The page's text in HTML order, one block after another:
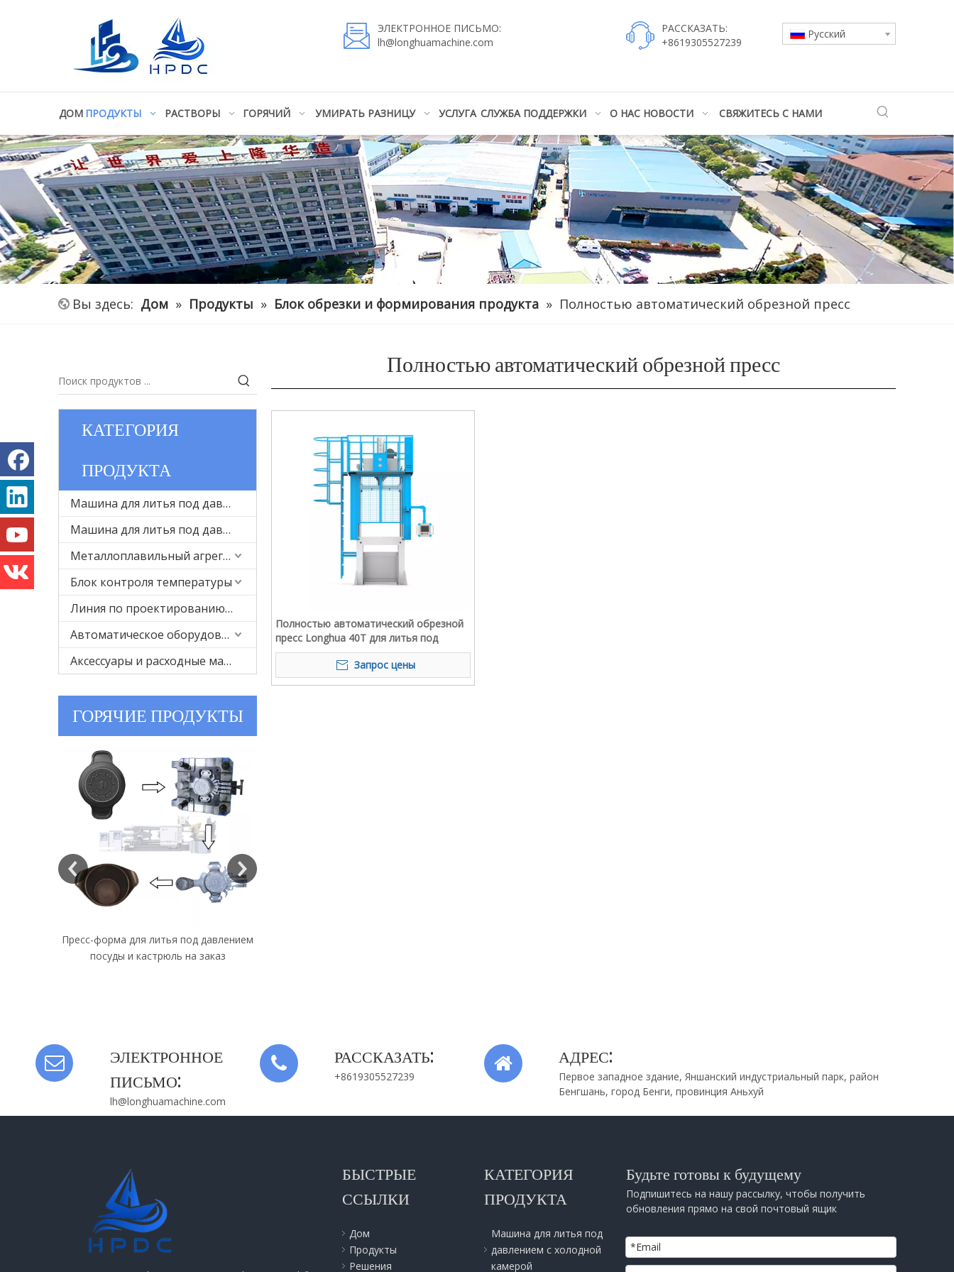
ЭЛЕКТРОННОЕ ПИСЬМО:
lh@longhuamachine.com
РАССКАЗАТЬ:
+8619305527239
Pусский
ДОМ ПРОДУКТЫ РАСТВОРЫ ГОРЯЧИЙ УМИРАТЬ РАЗНИЦУ УСЛУГА СЛУЖБА ПОДДЕРЖКИ О НАС НОВОСТИ СВЯЖИТЕСЬ С НАМИ
Вы здесь: Дом » Продукты » Блок обрезки и формирования продукта » Полностью автоматический обрезной пресс
КАТЕГОРИЯ
ПРОДУКТА
Машина для литья под давлением с холодной камерой для металла
Машина для литья под давлением с горячей камерой для металла
Металлоплавильный агрегат
Блок контроля температуры
Линия по проектированию пресс-форм и литью под давлением
Автоматическое оборудование
Аксессуары и расходные материалы
ГОРЯЧИЕ ПРОДУКТЫ
Пресс-форма для литья под давлением
посуды и кастрюль на заказ
Пресс-форма для литья под давлением
лампы для уличных фонарей из
Полностью автоматический обрезной пресс
Полностью автоматический обрезной
пресс Longhua 40T для литья под
давлением
Запрос цены
ЭЛЕКТРОННОЕ
ПИСЬМО:
lh@longhuamachine.com
РАССКАЗАТЬ:
+8619305527239
АДРЕС:
Первое западное здание, Яншанский индустриальный парк, район
Бенгшань, город Бенги, провинция Аньхуй
БЫСТРЫЕ
ССЫЛКИ
Дом
Продукты
Решения
КАТЕГОРИЯ
ПРОДУКТА
Машина для литья под
давлением с холодной
камерой
Будьте готовы к будущему
Подпишитесь на нашу рассылку, чтобы получить
обновления прямо на свой почтовый ящик